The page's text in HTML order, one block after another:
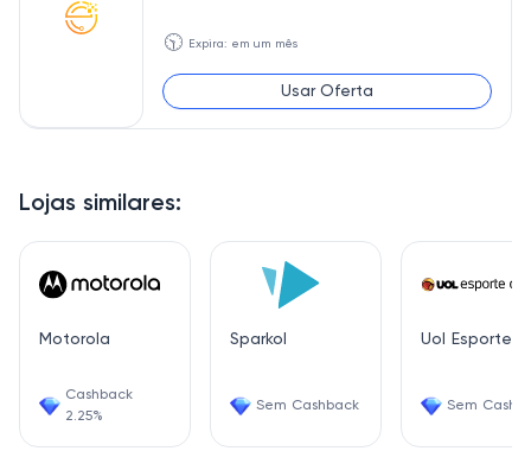
Lojas similares:
Motorola
Cashback
2.25%
Sparkol
Sem Cashback
Uol Esporte
Sem
🕥 Expira: em um mês
Usar Oferta